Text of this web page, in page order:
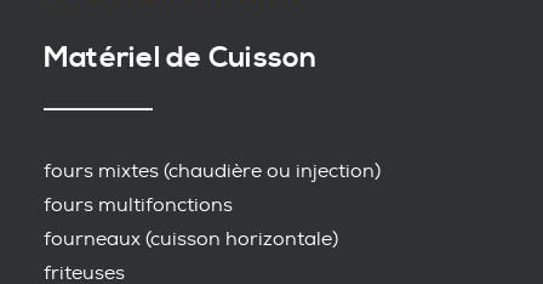
Matériel de Cuisson
fours mixtes (chaudière ou injection)
fours multifonctions
fourneaux (cuisson horizontale)
friteuses